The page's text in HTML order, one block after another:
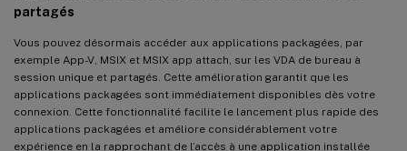
partagés
Vous pouvez désormais accéder aux applications packagées, par
exemple App-V, MSIX et MSIX app attach, sur les VDA de bureau à
session unique et partagés. Cette amélioration garantit que les
applications packagées sont immédiatement disponibles dès votre
connexion. Cette fonctionnalité facilite le lancement plus rapide des
applications packagées et améliore considérablement votre
expérience en la rapprochant de l’accès à une application installée